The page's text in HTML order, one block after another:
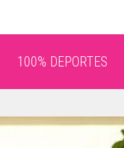
100% DEPORTES